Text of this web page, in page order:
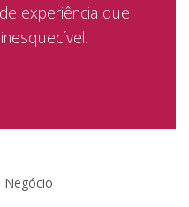
experiência que
Negócio